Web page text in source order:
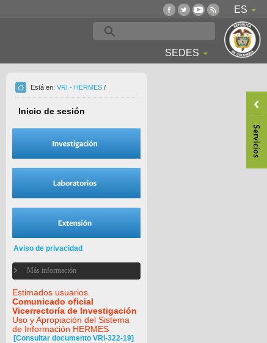
ES
SEDES
Está en: VRI - HERMES /
Inicio de sesión
Aviso de privacidad
Más información
Estimados usuarios.
Comunicado oficial
Vicerrectoría de Investigación
Uso y Apropiación del Sistema
de Información HERMES
[Consultar documento VRI-322-19]